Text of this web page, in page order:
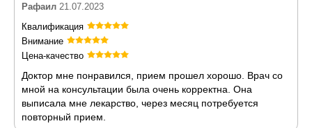
Рафаил 21.07.2023
Квалификация
Внимание
Цена-качество
Доктор мне понравился, прием прошел хорошо. Врач со
мной на консультации была очень корректна. Она
выписала мне лекарство, через месяц потребуется
повторный прием.